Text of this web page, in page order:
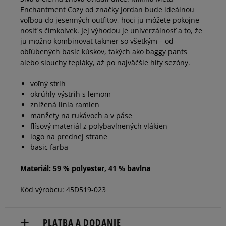
Enchantment Cozy od značky Jordan bude ideálnou
voľbou do jesenných outfitov, hoci ju môžete pokojne
nosiť s čímkoľvek. Jej výhodou je univerzálnosť a to, že
ju možno kombinovať takmer so všetkým – od
obľúbených basic kúskov, takých ako baggy pants
alebo slouchy tepláky, až po najväčšie hity sezóny.
voľný strih
okrúhly výstrih s lemom
znížená línia ramien
manžety na rukávoch a v páse
flísový materiál z polybavlnených vlákien
logo na prednej strane
basic farba
Materiál: 59 % polyester, 41 % bavlna
Kód výrobcu: 45D519-023
PLATBA A DODANIE